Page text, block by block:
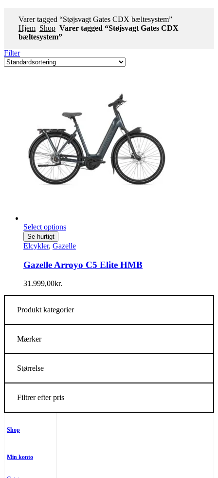
Varer tagged “Støjsvagt Gates CDX bæltesystem”
Hjem Shop Varer tagged “Støjsvagt Gates CDX
bæltesystem”
Filter
Select options
Se hurtigt
Elcykler, Gazelle
Gazelle Arroyo C5 Elite HMB
31.999,00kr.
Produkt kategorier
Mærker
Størrelse
Filtrer efter pris
Shop
Min konto